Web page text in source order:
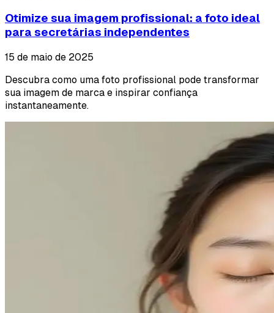
Otimize sua imagem profissional: a foto ideal
para secretárias independentes
15 de maio de 2025
Descubra como uma foto profissional pode transformar
sua imagem de marca e inspirar confiança
instantaneamente.